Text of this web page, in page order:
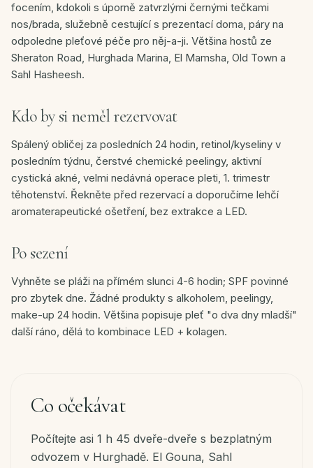
focením, kdokoli s úporně zatvrzlými černými tečkami
nos/brada, služebně cestující s prezentací doma, páry na
odpoledne pleťové péče pro něj-a-ji. Většina hostů ze
Sheraton Road, Hurghada Marina, El Mamsha, Old Town a
Sahl Hasheesh.
Kdo by si neměl rezervovat
Spálený obličej za posledních 24 hodin, retinol/kyseliny v
posledním týdnu, čerstvé chemické peelingy, aktivní
cystická akné, velmi nedávná operace pleti, 1. trimestr
těhotenství. Řekněte před rezervací a doporučíme lehčí
aromaterapeutické ošetření, bez extrakce a LED.
Po sezení
Vyhněte se pláži na přímém slunci 4-6 hodin; SPF povinné
pro zbytek dne. Žádné produkty s alkoholem, peelingy,
make-up 24 hodin. Většina popisuje pleť "o dva dny mladší"
další ráno, dělá to kombinace LED + kolagen.
Co očekávat
Počítejte asi 1 h 45 dveře-dveře s bezplatným
odvozem v Hurghadě. El Gouna, Sahl